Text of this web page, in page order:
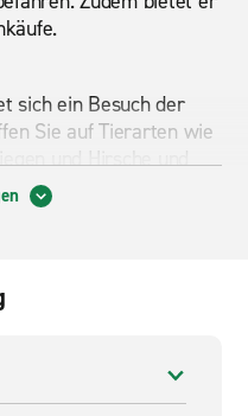
sich ein Besuch der
Sie auf Tierarten wie
und Hirsche und
es dort Spielplätze,
Outdoor-
für Omagh